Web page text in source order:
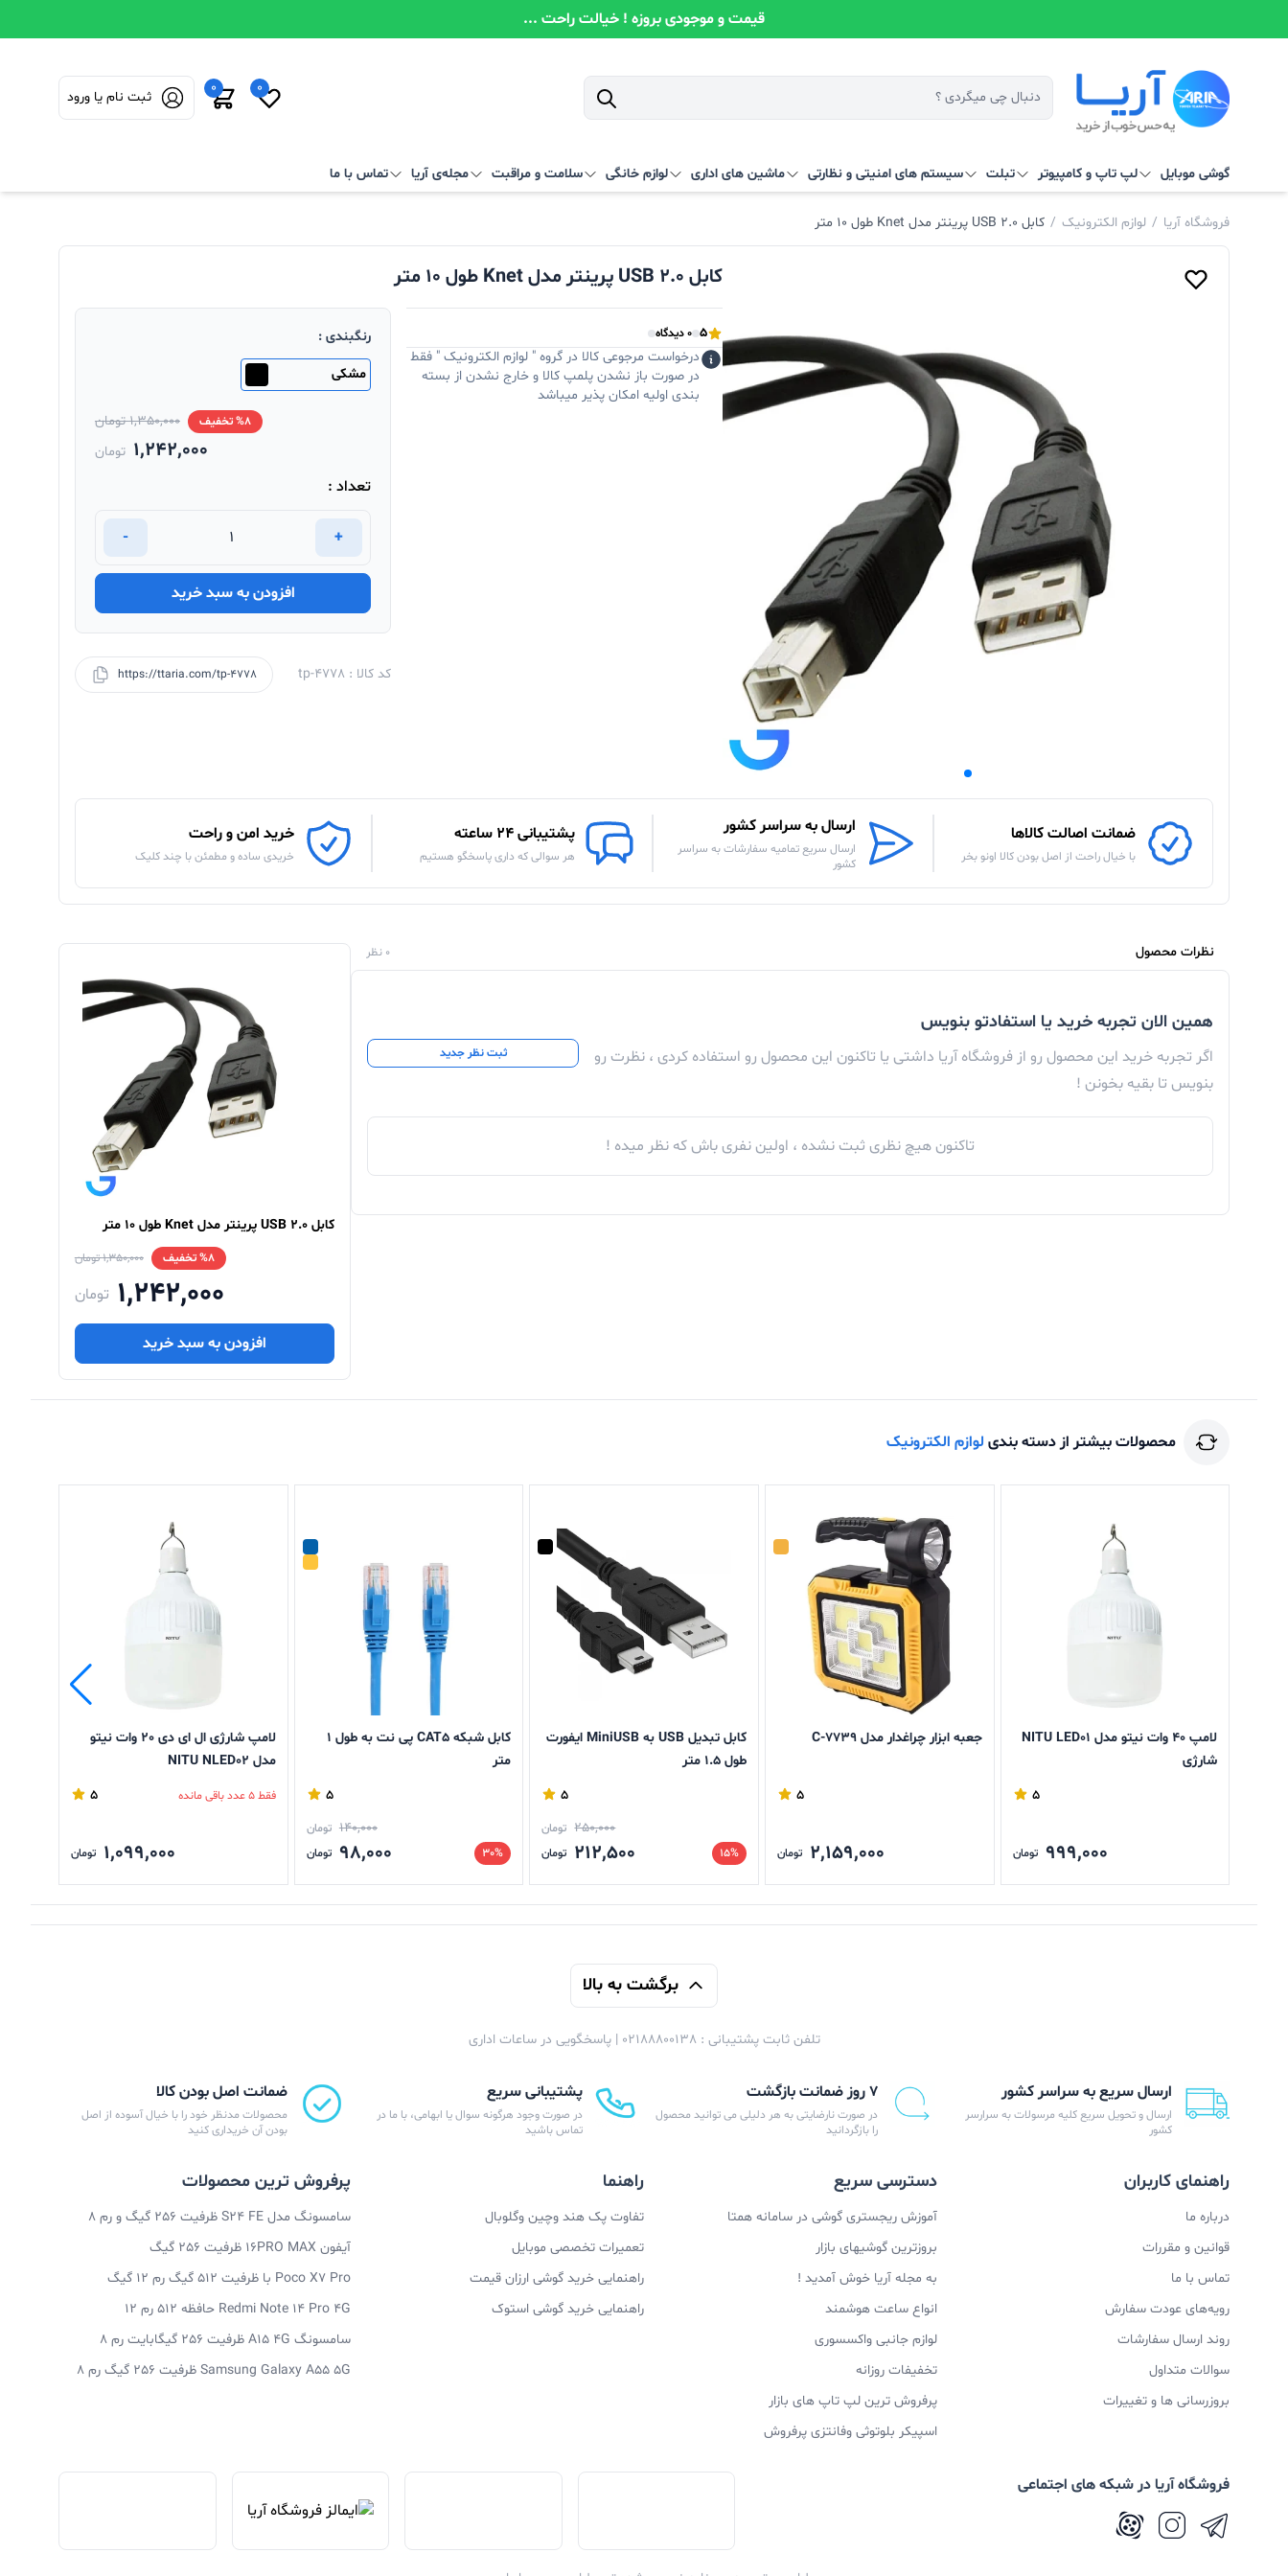
قیمت و موجودی بروزه ! خیالت راحت ...
0
0
ثبت نام یا ورود
گوشی موبایل لپ تاپ و کامپیوتر تبلت سیستم‌ های امنیتی و نظارتی ماشین های اداری لوازم خانگی سلامت و مراقبت مجله‌ی آریا تماس با ما
فروشگاه آریا / لوازم الکترونیک / کابل USB 2.0 پرینتر مدل Knet طول 10 متر
کابل USB 2.0 پرینتر مدل Knet طول 10 متر
5 0 دیدگاه
درخواست مرجوعی کالا در گروه " لوازم الکترونیک " فقط
در صورت باز نشدن پلمپ کالا و خارج نشدن از بسته
بندی اولیه امکان پذیر میباشد
رنگبندی :
مشکی
%8 تخفیف 1,350,000 تومان
1,242,000 تومان
تعداد :
+
-
افزودن به سبد خرید
کد کالا : tp-4778 https://ttaria.com/tp-4778
ضمانت اصالت کالاها
با خیال راحت از اصل بودن کالا اونو بخر
ارسال به سراسر کشور
ارسال سریع تمامیه سفارشات به سراسر
کشور
پشتیبانی 24 ساعته
هر سوالی که داری پاسخگو هستیم
خرید امن و راحت
خریدی ساده و مطمئن با چند کلیک
نظرات محصول 0 نظر
همین الان تجربه خرید یا استفادتو بنویس
اگر تجربه خرید این محصول رو از فروشگاه آریا داشتی یا تاکنون این محصول رو استفاده کردی ، نظرت رو
بنویس تا بقیه بخونن !
ثبت نظر جدید
تاکنون هیچ نظری ثبت نشده ، اولین نفری باش که نظر میده !
کابل USB 2.0 پرینتر مدل Knet طول 10 متر
%8 تخفیف 1,350,000 تومان
1,242,000 تومان
افزودن به سبد خرید
محصولات بیشتر از دسته بندی لوازم الکترونیک
لامپ 40 وات نیتو مدل NITU LED01
شارژی
5
999,000 تومان
جعبه ابزار چراغدار مدل 7739-C
5
2,159,000 تومان
کابل تبدیل USB به MiniUSB ایفورت
طول 1.5 متر
5
250,000 تومان
15%
212,500 تومان
کابل شبکه CAT5 پی نت به طول 1
متر
5
140,000 تومان
30%
98,000 تومان
لامپ شارژی ال ای دی 20 وات نیتو
مدل NITU NLED02
فقط 5 عدد باقی مانده 5
1,099,000 تومان
برگشت به بالا
تلفن ثابت پشتیبانی : 02188800138 | پاسخگویی در ساعات اداری
ارسال سریع به سراسر کشور
ارسال و تحویل سریع کلیه مرسولات به سرارسر
کشور
۷ روز ضمانت بازگشت
در صورت نارضایتی به هر دلیلی می توانید محصول
را بازگردانید
پشتیبانی سریع
در صورت وجود هرگونه سوال یا ابهامی، با ما در
تماس باشید
ضمانت اصل بودن کالا
محصولات مدنظر خود را با خیال آسوده از اصل
بودن آن خریداری کنید
راهنمای کاربران
درباره ما
قوانین و مقررات
تماس با ما
رویه‌های عودت سفارش
روند ارسال سفارشات
سوالات متداول
بروزرسانی ها و تغییرات
دسترسی سریع
آموزش ریجستری گوشی در سامانه همتا
بروزترین گوشیهای بازار
به مجله آریا خوش آمدید !
انواع ساعت هوشمند
لوازم جانبی واکسسوری
تخفیفات روزانه
پرفروش ترین لپ تاپ های بازار
اسپیکر بلوتوثی وفانتزی پرفروش
راهنما
تفاوت پک هند وچین وگلوبال
تعمیرات تخصصی موبایل
راهنمایی خرید گوشی ارزان قیمت
راهنمایی خرید گوشی استوک
پرفروش ترین محصولات
سامسونگ مدل S24 FE ظرفیت 256 گیگ و رم 8
آیفون 16PRO MAX ظرفیت 256 گیگ
Poco X7 Pro با ظرفیت 512 گیگ رم 12 گیگ
Redmi Note 14 Pro 4G حافظه 512 رم 12
سامسونگ A15 4G ظرفیت 256 گیگابایت رم 8
Samsung Galaxy A55 5G ظرفیت 256 گیگ رم 8
فروشگاه آریا در شبکه های اجتماعی